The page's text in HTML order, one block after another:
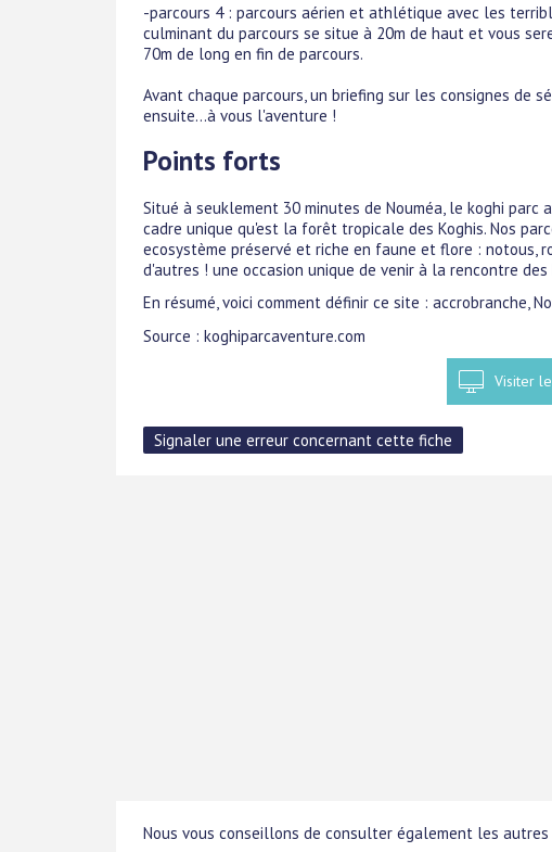
-parcours 4 : parcours aérien et athlétique avec les
culminant du parcours se situe à 20m de haut et vous
70m de long en fin de parcours.
Avant chaque parcours, un briefing sur les consignes de
ensuite...à vous l'aventure !
Points forts
Situé à seuklement 30 minutes de Nouméa, le koghi
cadre unique qu'est la forêt tropicale des Koghis. Nos
ecosystème préservé et riche en faune et flore : notous,
d'autres ! une occasion unique de venir à la rencontre
En résumé, voici comment définir ce site : accrobranche,
Source : koghiparcaventure.com
Visiter
Nous vous conseillons de consulter également les autres